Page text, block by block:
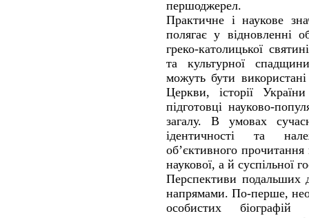
першоджерел.
Практичне і наукове
полягає у відновленні
греко-католицької
та культурної
можуть бути
Церкви, історії
підготовці науково-
загалу. В умовах
ідентичності та
об’єктивного
наукової, а й суспільної
Перспективи подальших
напрямами. По-перше,
особистих біографій